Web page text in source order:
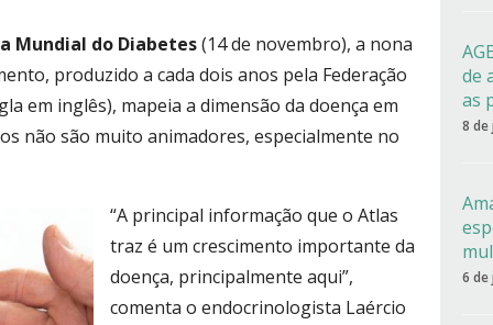
Mundial do Diabetes(14 de novembro), a nona
produzido a cada dois anos pela Federação
em inglês), mapeia a dimensão da doença em
não são muito animadores, especialmente no
“A principal informação que o Atlas
traz é um crescimento importante da
doença, principalmente aqui”,
comenta o endocrinologista Laércio
de
as
8 de
6 de